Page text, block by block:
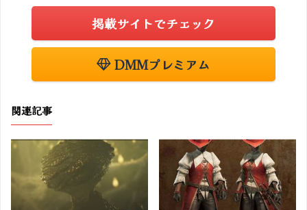
掲載サイトでチェック
DMMプレミアム
関連記事